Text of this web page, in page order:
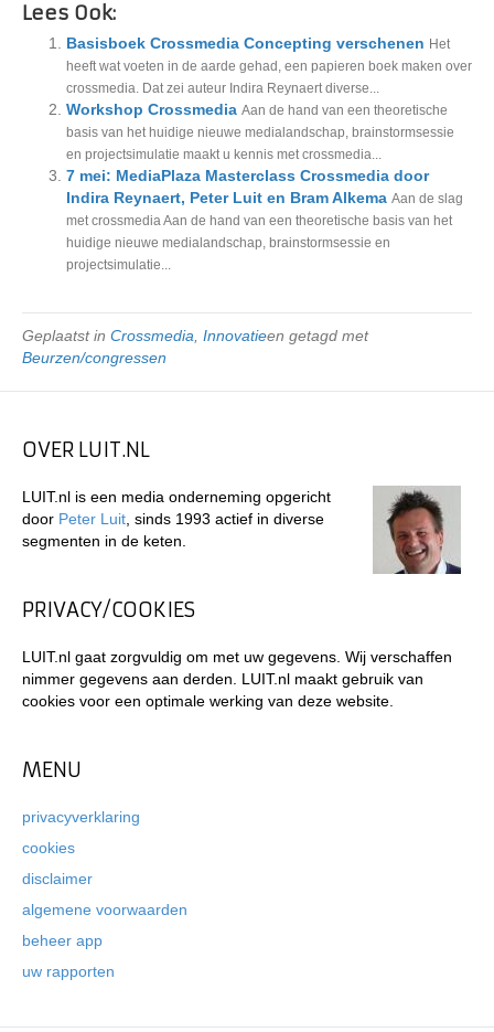
Lees Ook:
Basisboek Crossmedia Concepting verschenen Het
heeft wat voeten in de aarde gehad, een papieren boek maken over
crossmedia. Dat zei auteur Indira Reynaert diverse...
Workshop Crossmedia Aan de hand van een theoretische
basis van het huidige nieuwe medialandschap, brainstormsessie
en projectsimulatie maakt u kennis met crossmedia...
7 mei: MediaPlaza Masterclass Crossmedia door
Indira Reynaert, Peter Luit en Bram Alkema Aan de slag
met crossmedia Aan de hand van een theoretische basis van het
huidige nieuwe medialandschap, brainstormsessie en
projectsimulatie...
Geplaatst in Crossmedia Innovatieen getagd met
Beurzen/congressen
OVER LUIT.NL
LUIT.nl is een media onderneming opgericht
door Peter Luit , sinds 1993 actief in diverse
segmenten in de keten.
PRIVACY/COOKIES
LUIT.nl gaat zorgvuldig om met uw gegevens. Wij verschaffen
nimmer gegevens aan derden. LUIT.nl maakt gebruik van
cookies voor een optimale werking van deze website.
MENU
privacyverklaring
cookies
disclaimer
algemene voorwaarden
beheer app
uw rapporten